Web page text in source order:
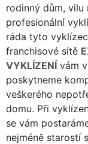
rodinný dům, vilu
profesionální
ráda tyto
franchisové sítě
VYKLÍZENÍ vám
poskytneme
veškerého
domu. Při
se vám
nejméně starostí